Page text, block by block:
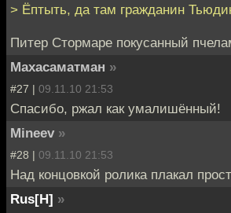
> Ёптыть, да там гражданин
Питер Стормаре покусанный
Махасаматман »
#27 | 09.11.10 21:53
Спасибо, ржал как умалишённый!
Mineev »
#28 | 09.11.10 21:53
Над концовкой ролика плакал
Rus[H] »